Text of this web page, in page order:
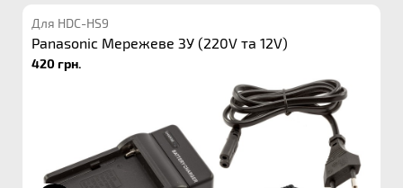
Для HDC-HS9
Panasonic Мережеве ЗУ (220V та 12V)
420 грн.